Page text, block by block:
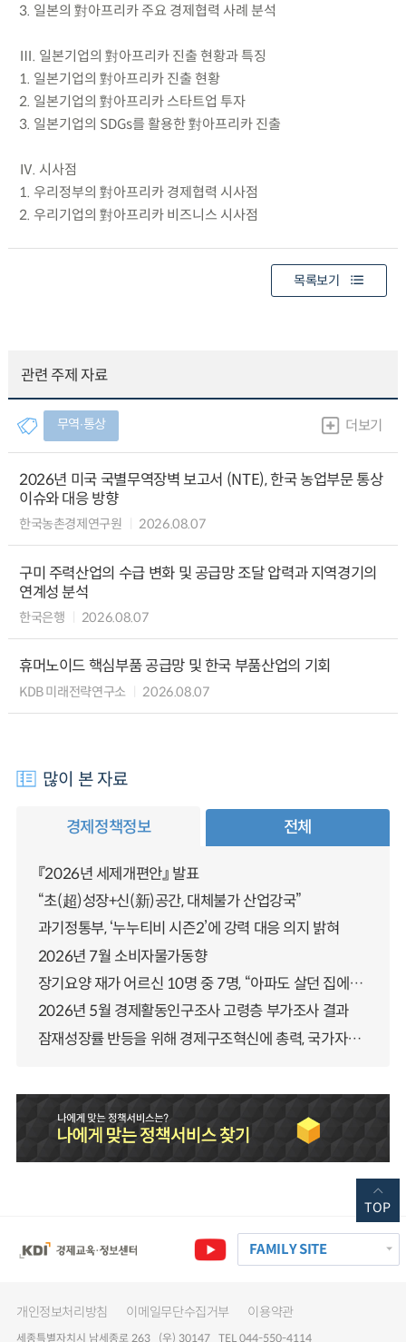
3. 일본의 對아프리카 주요 경제협력 사례 분석
Ⅲ. 일본기업의 對아프리카 진출 현황과 특징
1. 일본기업의 對아프리카 진출 현황
2. 일본기업의 對아프리카 스타트업 투자
3. 일본기업의 SDGs를 활용한 對아프리카 진출
Ⅳ. 시사점
1. 우리정부의 對아프리카 경제협력 시사점
2. 우리기업의 對아프리카 비즈니스 시사점
목록보기
관련 주제 자료
무역∙통상 더보기
2026년 미국 국별무역장벽 보고서 (NTE), 한국 농업부문 통상
이슈와 대응 방향
한국농촌경제연구원 2026.08.07
구미 주력산업의 수급 변화 및 공급망 조달 압력과 지역경기의
연계성 분석
한국은행 2026.08.07
휴머노이드 핵심부품 공급망 및 한국 부품산업의 기회
KDB 미래전략연구소 2026.08.07
많이 본 자료
경제정책정보 전체
『2026년 세제개편안』 발표
“초(超)성장+신(新)공간, 대체불가 산업강국”
과기정통부, ‘누누티비 시즌2’에 강력 대응 의지 밝혀
2026년 7월 소비자물가동향
장기요양 재가 어르신 10명 중 7명, “아파도 살던 집에서 살겠다” 「2025년 장기요양실태조사」 결과 발표
2026년 5월 경제활동인구조사 고령층 부가조사 결과
잠재성장률 반등을 위해 경제구조혁신에 총력, 국가자산 관리체계 대전환
FAMILY SITE
개인정보처리방침 이메일무단수집거부 이용약관
세종특별자치시 남세종로 263 (우) 30147 TEL 044-550-4114
TOP